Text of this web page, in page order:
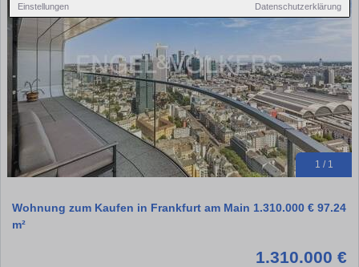
Einstellungen Datenschutzerklärung
1 / 1
Wohnung zum Kaufen in Frankfurt am Main 1.310.000 € 97.24
m²
1.310.000 €